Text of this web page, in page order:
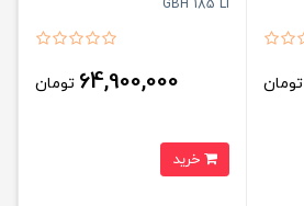
تومان
GBH 185 LI
64,900,000 تومان